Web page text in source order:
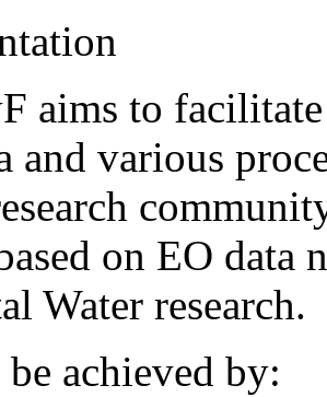
aims to
and various
on EO data
Water research.
achieved by: